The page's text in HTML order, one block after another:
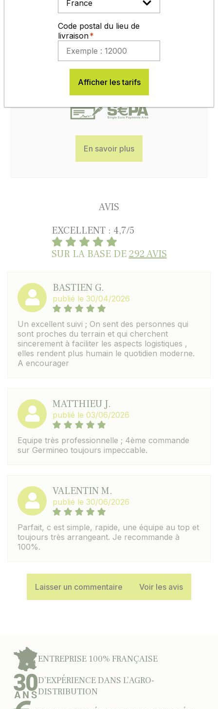
MODES DE RÈGLEMENT
En savoir plus
AVIS
EXCELLENT : 4,7/5
SUR LA BASE DE292 AVIS
BASTIEN G.
publié le 30/04/2026
Un excellent suivi ; On sent des personnes qui
sont proches du terrain et qui cherchent
sincerement à faciliter les aspects logistiques ,
elles rendent plus humain le quotidien moderne.
A encourager
MATTHIEU J.
publié le 03/06/2026
Equipe très professionnelle ; 4ème commande
sur Germineo toujours impeccable.
VALENTIN M.
publié le 30/06/2026
Parfait, c est simple, rapide, une équipe au top et
toujours très arrangeant. Je recommande à
100%.
Laisser un commentaire Voir les avis
ENTREPRISE 100% FRANÇAISE
D’EXPÉRIENCE DANS L’AGRO-
DISTRIBUTION
Code postal du lieu de
livraison
Afficher les tarifs